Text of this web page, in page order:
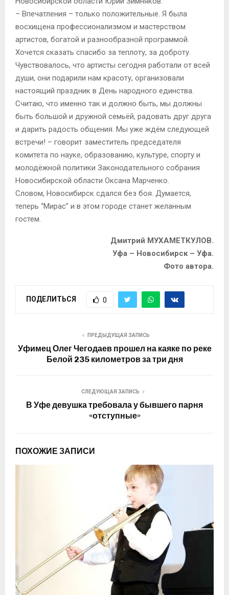
– Впечатления – только положительные. Я была
восхищена профессионализмом и мастерством
артистов, богатой и разнообразной программой.
Хочется сказать спасибо за теплоту, за доброту.
Чувствовалось, что артисты сегодня работали от всей
души, они подарили нам красоту, организовали
настоящий праздник в День народного единства.
Считаю, что именно так и должно быть, мы должны
быть большой и дружной семьёй, радовать друг друга
и дарить радость общения. Мы уже ждём следующей
встречи! – говорит заместитель председателя
комитета по науке, образованию, культуре, спорту и
молодёжной политики Законодательного собрания
Новосибирской области Оксана Марченко.
Словом, Новосибирск сдался без боя. Думается,
теперь “Мирас” и в этом городе станет желанным
гостем.
Дмитрий МУХАМЕТКУЛОВ.
Уфа – Новосибирск – Уфа.
Фото автора.
ПОДЕЛИТЬСЯ 0
ПРЕДЫДУЩАЯ ЗАПИСЬ
Уфимец Олег Чегодаев прошел на каяке по реке
Белой 235 километров за три дня
СЛЕДУЮЩАЯ ЗАПИСЬ
В Уфе девушка требовала у бывшего парня
«отступные»
ПОХОЖИЕ ЗАПИСИ